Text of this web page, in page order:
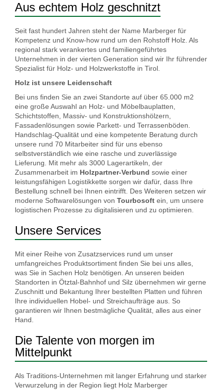
Aus echtem Holz geschnitzt
Seit fast hundert Jahren steht der Name Marberger für
Kompetenz und Know-how rund um den Rohstoff Holz. Als
regional stark verankertes und familiengeführtes
Unternehmen in der vierten Generation sind wir Ihr führender
Spezialist für Holz- und Holzwerkstoffe in Tirol.
Holz ist unsere Leidenschaft
Bei uns finden Sie an zwei Standorte auf über 65.000 m2
eine große Auswahl an Holz- und Möbelbauplatten,
Schichtstoffen, Massiv- und Konstruktionshölzern,
Fassadenlösungen sowie Parkett- und Terrassenböden.
Handschlag-Qualität und eine kompetente Beratung durch
unsere rund 70 Mitarbeiter sind für uns ebenso
selbstverständlich wie eine rasche und zuverlässige
Lieferung. Mit mehr als 3000 Lagerartikeln, der
Zusammenarbeit im Holzpartner-Verbund sowie einer
leistungsfähigen Logistikkette sorgen wir dafür, dass Ihre
Bestellung schnell bei Ihnen eintrifft. Des Weiteren setzen wir
moderne Softwarelösungen von Tourbosoft ein, um unsere
logistischen Prozesse zu digitalisieren und zu optimieren.
Unsere Services
Mit einer Reihe von Zusatzservices rund um unser
umfangreiches Produktsortiment finden Sie bei uns alles,
was Sie in Sachen Holz benötigen. An unseren beiden
Standorten in Ötztal-Bahnhof und Silz übernehmen wir gerne
Zuschnitt und Bekantung Ihrer bestellten Platten und führen
Ihre individuellen Hobel- und Streichaufträge aus. So
garantieren wir Ihnen bestmägliche Qualität, alles aus einer
Hand.
Die Talente von morgen im
Mittelpunkt
Als Traditions-Unternehmen mit langer Erfahrung und starker
Verwurzelung in der Region liegt Holz Marberger